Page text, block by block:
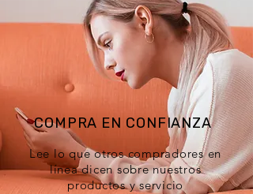
COMPRA EN CONFIANZA
Lee lo que otros compradores en
línea dicen sobre nuestros
productos y servicio